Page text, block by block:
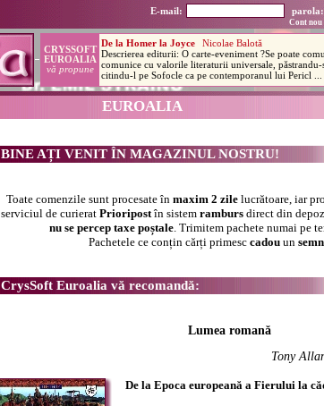
E-mail: parola:
Cont nou
EUROALIA
BINE AȚI VENIT ÎN MAGAZINUL NOSTRU!
Toate comenzile sunt procesate în maxim 2 zilelucrătoare, iar
serviciul de curierat Prioripostîn sistem rambursdirect din
nu se percep taxe poștale. Trimitem pachete numai pe
Pachetele ce conțin cărți primesc cadouun
CrysSoft Euroalia vă recomandă:
Lumea romană
Tony
De la Epoca europeană a Fierului la